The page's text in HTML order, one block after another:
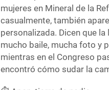
mujeres en Mineral de la
casualmente, también
personalizada. Dicen que
mucho baile, mucha foto y
mientras en el Congreso
encontró cómo sudar la